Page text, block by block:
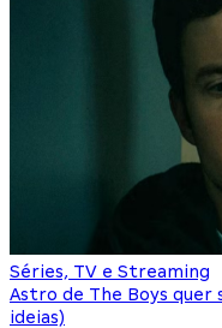
Séries, TV e Streaming
Astro de The Boys quer
ideias)